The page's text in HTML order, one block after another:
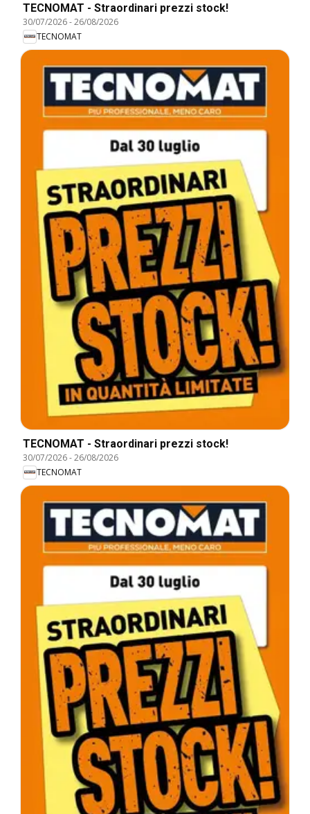
TECNOMAT - Straordinari prezzi stock!
30/07/2026-26/08/2026
TECNOMAT
TECNOMAT - Straordinari prezzi stock!
30/07/2026-26/08/2026
TECNOMAT